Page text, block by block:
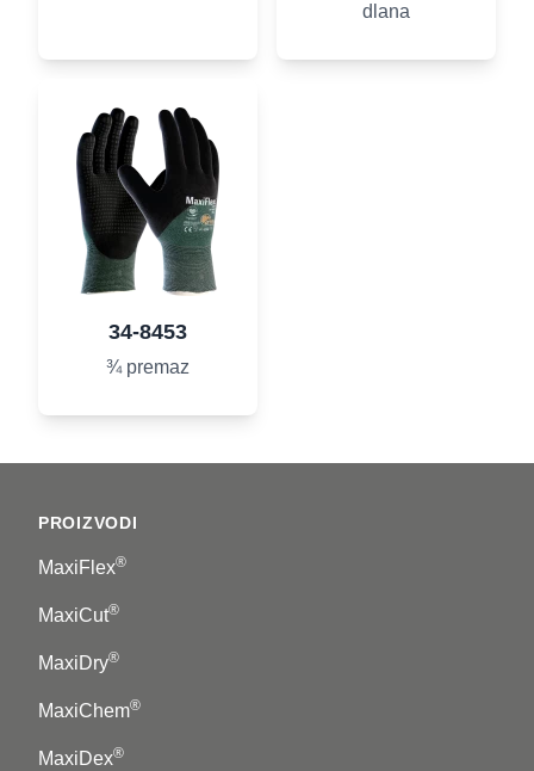
dlana
34-8453
¾ premaz
PROIZVODI
MaxiFlex®
MaxiCut®
MaxiDry®
MaxiChem®
MaxiDex®